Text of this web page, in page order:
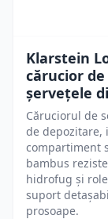
Klarstein
cărucior
șervețele
Căruciorul de
de depozitare,
compartiment
bambus
hidrofug și
suport
prosoape.